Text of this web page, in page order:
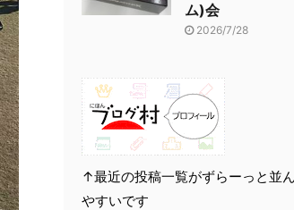
ム)会
2026/7/28
↑最近の投稿一覧がずらーっと並
やすいです